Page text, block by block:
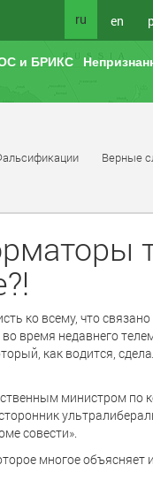
ru en
и БРИКС
Верные
ко всему, что
время недавнего
как водится,
министром по
совести».
многое объясняет